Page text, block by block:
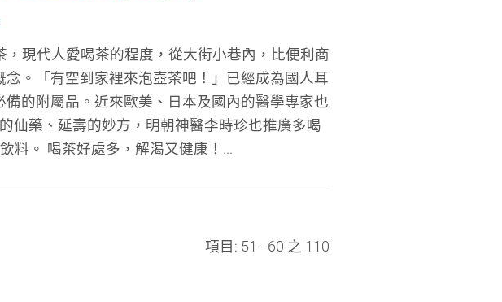
現代人愛喝茶的程度，從大街小巷內，比便利商
。「有空到家裡來泡壺茶吧！」已經成為國人耳
的附屬品。近來歐美、日本及國內的醫學專家也
仙藥、延壽的妙方，明朝神醫李時珍也推廣多喝
料。 喝茶好處多，解渴又健康！...
項目: 51 - 60 之 110